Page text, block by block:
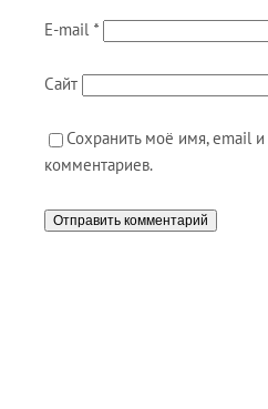
E-mail *
Сайт
Сохранить моё имя, email
комментариев.